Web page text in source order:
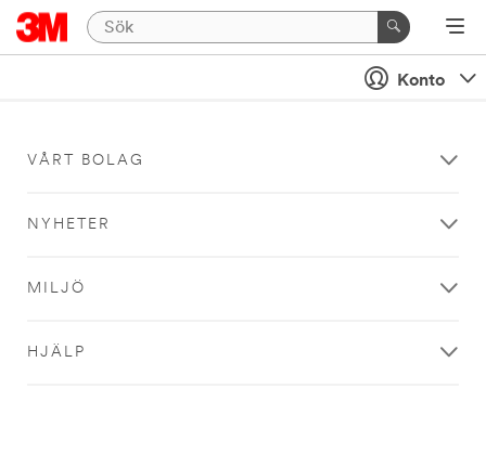
Konto
VÅRT BOLAG
NYHETER
MILJÖ
HJÄLP